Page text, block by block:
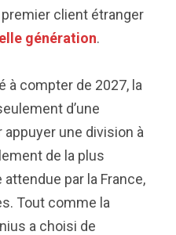
client étranger
génération.
à compter de 2027, la
d’une
une division à
de la plus
par la France,
Tout comme la
a choisi de